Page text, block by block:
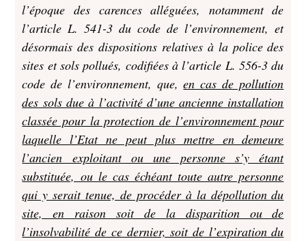
l’époque des carences alléguées, notamment de
l’article L. 541-3 du code de l’environnement, et
désormais des dispositions relatives à la police des
sites et sols pollués, codifiées à l’article L. 556-3 du
code de l’environnement, que,en cas de pollution
des sols due à l’activité d’une ancienne installation
classée pour la protection de l’environnement pour
laquelle l’Etat ne peut plus mettre en demeure
l’ancien exploitant ou une personne s’y étant
substituée, ou le cas échéant toute autre personne
qui y serait tenue, de procéder à la dépollution du
site, en raison soit de la disparition ou de
l’insolvabilité de ce dernier, soit de l’expiration du